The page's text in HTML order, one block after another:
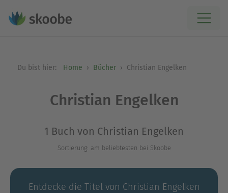
Du bist hier: Home Bücher Christian Engelken
Christian Engelken
1 Buch von Christian Engelken
Sortierung: am beliebtesten bei Skoobe
Entdecke die Titel von Christian Engelken